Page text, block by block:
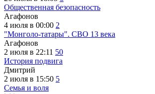
Общественная безопасность
Агафонов
4 июля в 00:00 2
"Монголо-татары". СВО 13 века
Агафонов
2 июля в 22:11 50
История подвига
Дмитрий
2 июля в 15:50 5
Семья и воля